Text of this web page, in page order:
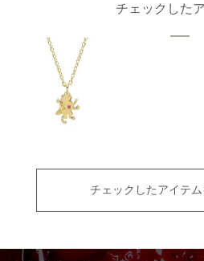
チェックした
チェックしたアイテ